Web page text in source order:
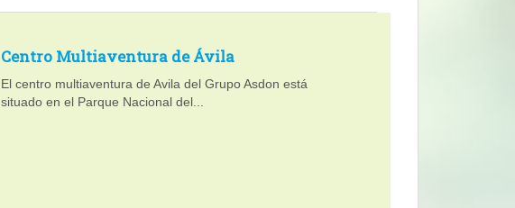
Centro Multiaventura de Ávila
El centro multiaventura de Avila del Grupo Asdon está
situado en el Parque Nacional del...